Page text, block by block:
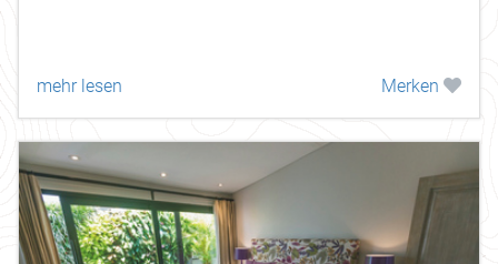
mehr lesen Merken